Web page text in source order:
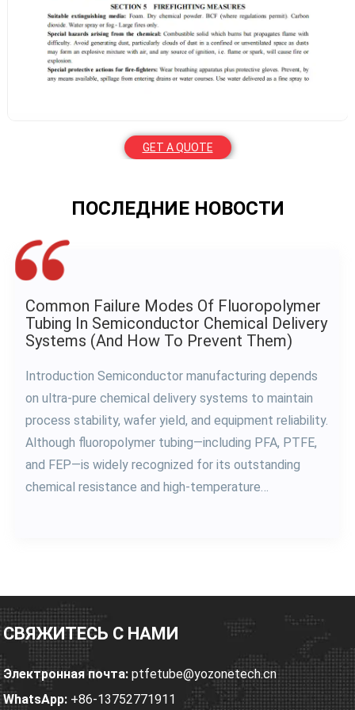
GET A QUOTE
ПОСЛЕДНИЕ НОВОСТИ
Why PFA Tubing Is Essential For Ultra-Pure
Chemical Delivery Systems In
Semiconductor Manufacturing
As semiconductor manufacturing continues to evolve
toward smaller process nodes and higher wafer yields,
the purity requirements for chemical delivery systems
have become more demanding than ever before.
Today’s semiconductor fabs transport highly
aggressive chemicals—including hydrofluoric acid (HF),
СВЯЖИТЕСЬ С НАМИ
Электронная почта: ptfetube@yozonetech.cn
WhatsApp: +86-13752771911